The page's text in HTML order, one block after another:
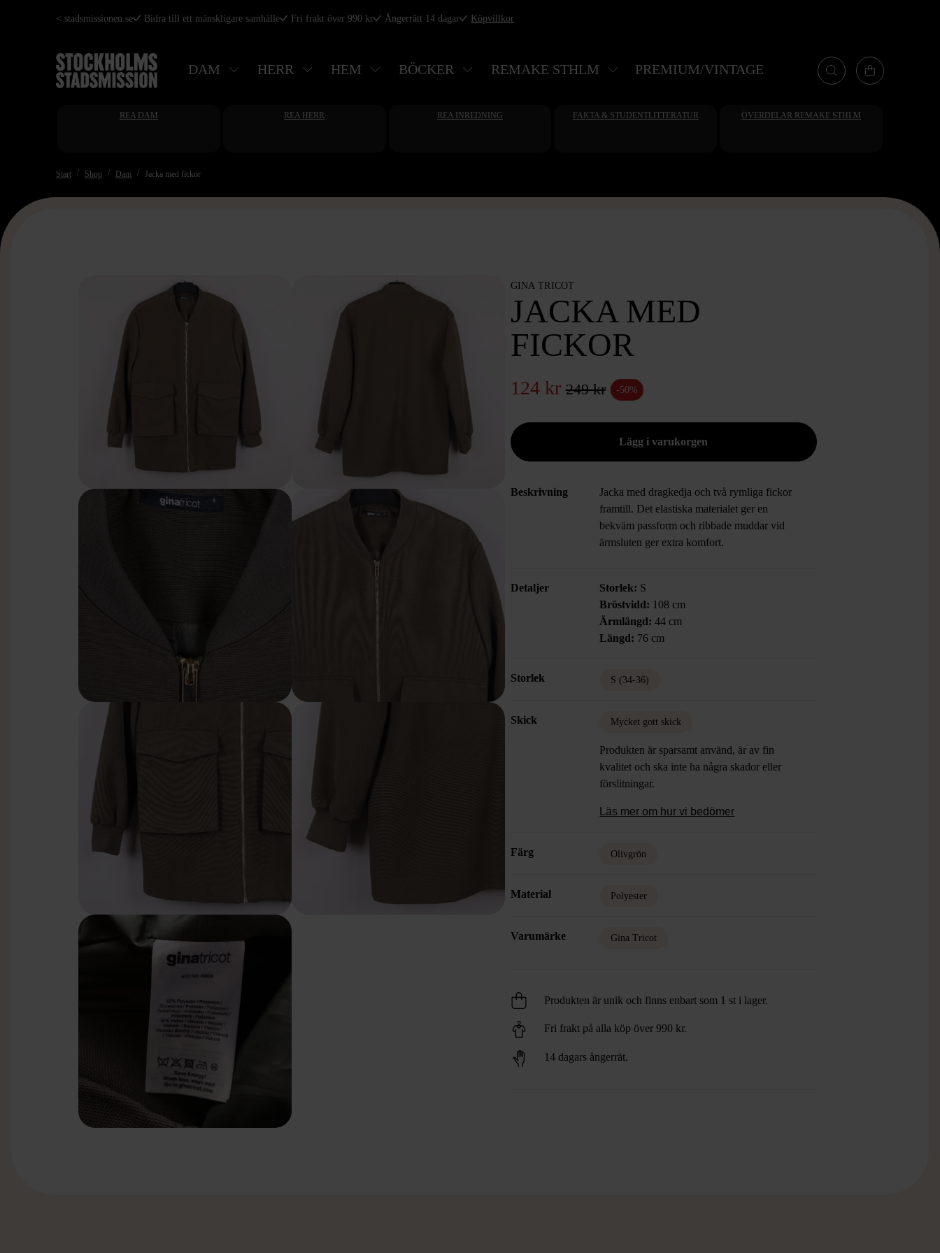
Hoppa
huvudinnehåll
< stadsmissionen.se Bidra till ett mänskligare samhälle Fri frakt över 990 kr Ångerrätt 14 dagar Köpvillkor
DAM HERR HEM BÖCKER REMAKE STHLM PREMIUM/VINTAGE
REA DAM REA HERR REA INREDNING FAKTA & STUDENTLITTERATUR ÖVERDELAR REMAKE STHLM
Start Shop Dam Jacka med fickor
GINA TRICOT
JACKA MED
FICKOR
124 kr 249 kr -50%
Beskrivning
Jacka med dragkedja och två rymliga fickor
framtill. Det elastiska materialet ger en
bekväm passform och ribbade muddar vid
ärmsluten ger extra komfort.
Detaljer Storlek: S
Bröstvidd: 108 cm
Ärmlängd: 44 cm
Längd: 76 cm
Storlek S (34-36)
Skick Mycket gott skick
Produkten är sparsamt använd, är av fin
kvalitet och ska inte ha några skador eller
förslitningar.
Läs mer om hur vi bedömer
Färg Olivgrön
Material Polyester
Varumärke Gina Tricot
Produkten är unik och finns enbart som 1 st i lager.
Fri frakt på alla köp över 990 kr.
14 dagars ångerrät.